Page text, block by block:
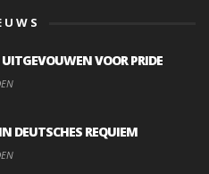
VOOR PRIDE
DEUTSCHES REQUIEM